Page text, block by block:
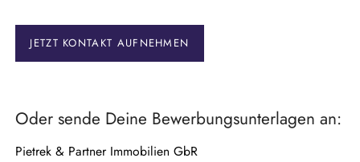
f
eJETZT KONTAKT AUFNEHMEN
Oder sende Deine Bewerbungsunterlagen an:
Pietrek & Partner Immobilien GbR